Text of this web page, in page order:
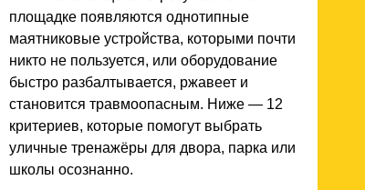
площадке появляются однотипные
маятниковые устройства, которыми почти
никто не пользуется, или оборудование
быстро разбалтывается, ржавеет и
становится травмоопасным. Ниже — 12
критериев, которые помогут выбрать
уличные тренажёры для двора, парка или
школы осознанно.